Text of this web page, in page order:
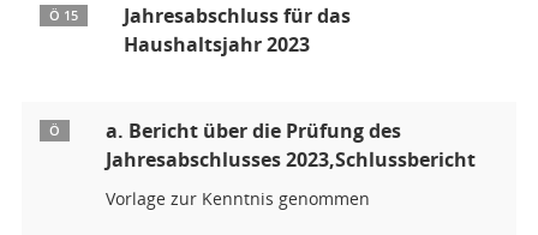
Ö 15
Jahresabschluss für das
Haushaltsjahr 2023
Ö
a. Bericht über die Prüfung des
Jahresabschlusses 2023,Schlussbericht
Vorlage zur Kenntnis genommen